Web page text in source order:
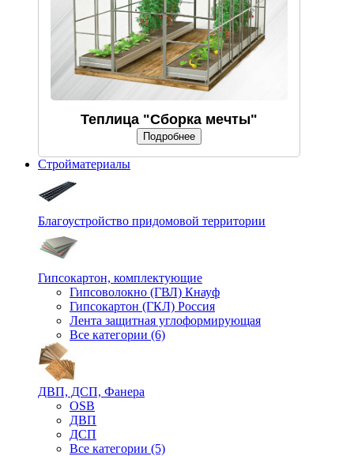
Теплица "Сборка мечты"
Подробнее
Стройматериалы
Благоустройство придомовой территории
Гипсокартон, комплектующие
Гипсоволокно (ГВЛ) Кнауф
Гипсокартон (ГКЛ) Россия
Лента защитная углоформирующая
Все категории (6)
ДВП, ДСП, Фанера
OSB
ДВП
ДСП
Все категории (5)